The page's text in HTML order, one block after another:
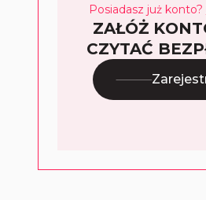
Posiadasz już konto?
ZAŁÓŻ
CZYTAĆ